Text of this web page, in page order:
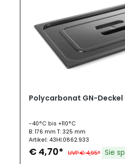
Polycarbonat GN-Deckel
-40°C bis +110°C
B: 176 mm T: 325 mm
Artikel: 43HI.0862.933
€ 4,70* UVP € 4,95* Sie